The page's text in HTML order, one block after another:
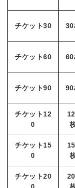
チケット30 30
チケット60 60
チケット90 90
チケット12
0
チケット15
0
チケット20